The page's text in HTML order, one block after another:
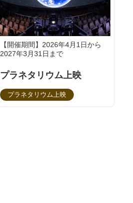
【開催期間】2026年4月1日から
2027年3月31日まで
プラネタリウム上映
プラネタリウム上映